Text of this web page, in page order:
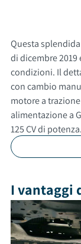
Questa
di dicembre 2019
condizioni. Il
con cambio
motore a
alimentazione a
125 CV di
raggiungere una
consumo medio
grigio, mentre gli interni in sono di
porte, 5 posti a
Tra gli optional e
fendinebbia e molto altro
I vantaggi